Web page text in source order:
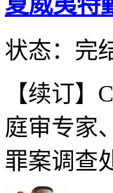
状态：完
【续订
庭审专家
罪案调查